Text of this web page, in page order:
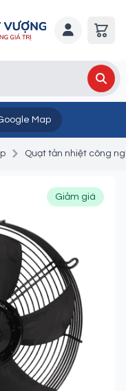
Map
Quạt tản nhiệt công
Giảm giá